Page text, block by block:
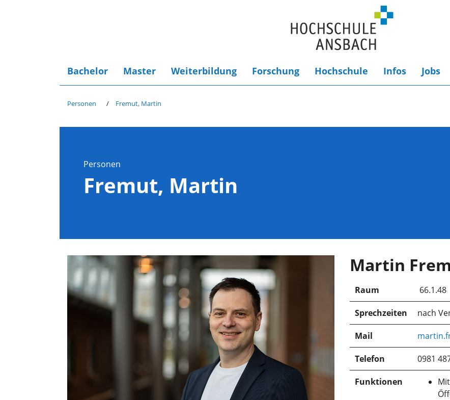
Bachelor Master Weiterbildung Forschung Hochschule Infos Jobs
Personen Fremut, Martin
Personen
Fremut, Martin
Martin
Raum 66.1.48
Sprechzeiten nach
Mail
Telefon 0981
Funktionen